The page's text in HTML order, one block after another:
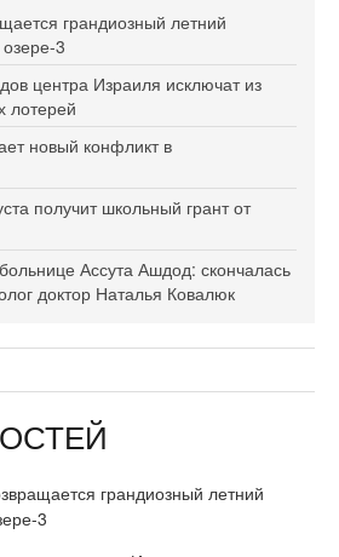
грандиозный летний
3
центра Израиля исключат из
лотерей
новый конфликт в
получит школьный грант от
Ассута Ашдод: скончалась
доктор Наталья Ковалюк
грандиозный летний
3